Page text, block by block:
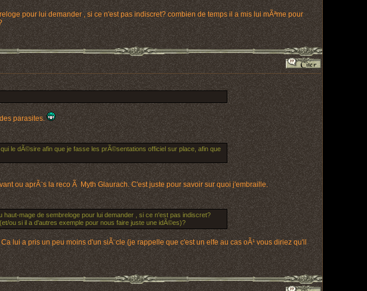
pour lui demander , si ce n'est pas indiscret? combien de temps il a mis lui mÃªme pour
parasites.
le dÃ©sire afin que je fasse les prÃ©sentations officiel sur place, afin que
ou aprÃ¨s la reco Ã Myth Glaurach. C'est juste pour savoir sur quoi j'embraille.
mage de sembreloge pour lui demander , si ce n'est pas indiscret?
ou si il a d'autres exemple pour nous faire juste une idÃ©es)?
lui a pris un peu moins d'un siÃ¨cle (je rappelle que c'est un elfe au cas oÃ¹ vous diriez qu'il